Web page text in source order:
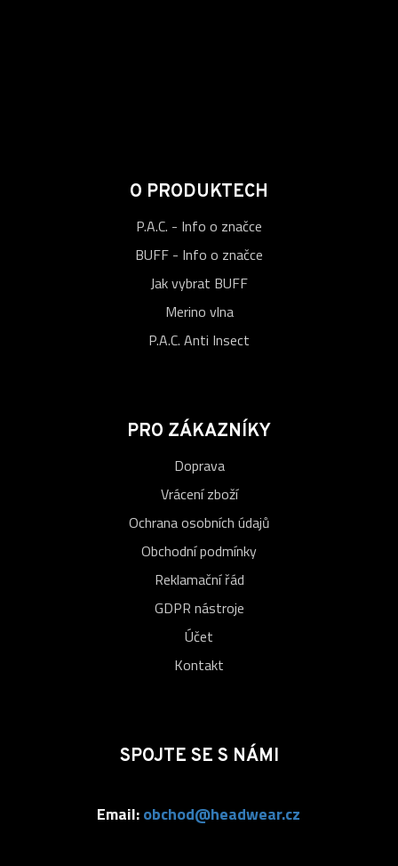
O PRODUKTECH
P.A.C. - Info o značce
BUFF - Info o značce
Jak vybrat BUFF
Merino vlna
P.A.C. Anti Insect
PRO ZÁKAZNÍKY
Doprava
Vrácení zboží
Ochrana osobních údajů
Obchodní podmínky
Reklamační řád
GDPR nástroje
Účet
Kontakt
SPOJTE SE S NÁMI
Email:obchod@headwear.cz